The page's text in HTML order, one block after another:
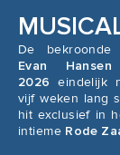
De bekroonde
Evan Hansen
2026 eindelijk
vijf weken lang
hit exclusief in
intieme Rode